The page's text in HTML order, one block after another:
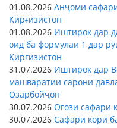
01.08.2026 Анҷоми
Қирғизистон
01.08.2026 Иштирок дар
оид ба формулаи 1 дар
Қирғизистон
31.07.2026 Иштирок дар
машваратии сарони
Озарбойҷон
30.07.2026 Оғози сафари
30.07.2026 Сафари корӣ